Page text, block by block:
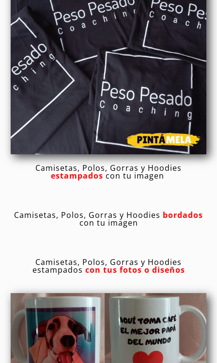
Camisetas, Polos, Gorras y Hoodies
estampados con tu imagen
Camisetas, Polos, Gorras y Hoodies bordados
con tu imagen
Camisetas, Polos, Gorras y Hoodies
estampados con tus fotos o diseños